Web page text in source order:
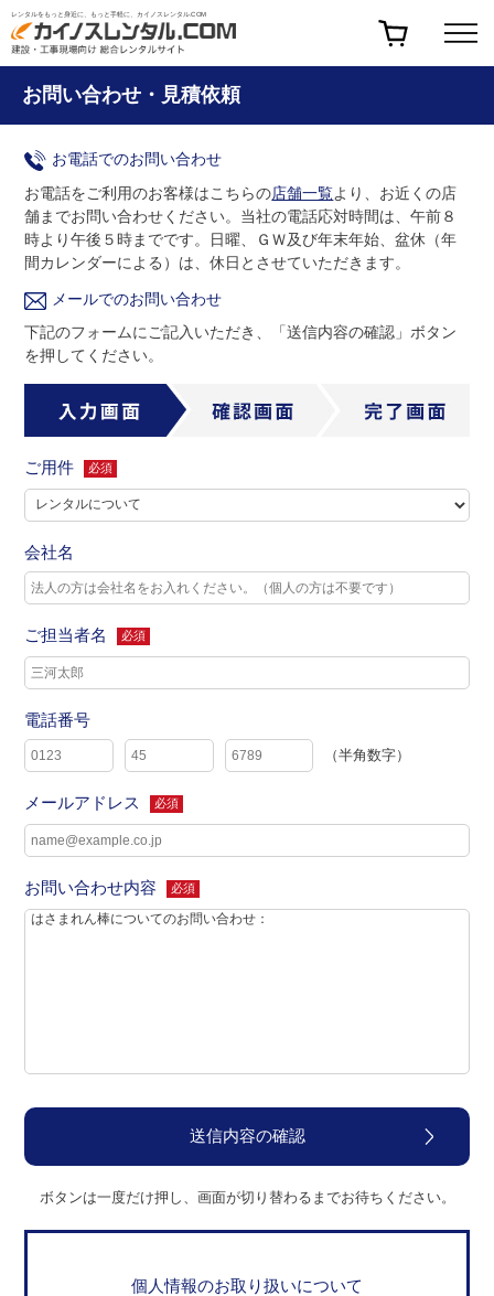
レンタルをもっと身近に、もっと手軽に、カイノスレンタル.COM
お問い合わせ・見積依頼
お電話でのお問い合わせ
お電話をご利用のお客様はこちらの店舗一覧より、お近くの店
舗までお問い合わせください。 当社の電話応対時間は、午前８
時より午後５時までです。 日曜、ＧＷ及び年末年始、盆休（年
間カレンダーによる）は、休日とさせていただきます。
メールでのお問い合わせ
下記のフォームにご記入いただき、「送信内容の確認」ボタン
を押してください。
ご用件 必須
会社名
ご担当者名 必須
電話番号
（半角数字）
メールアドレス 必須
お問い合わせ内容 必須
ボタンは一度だけ押し、画面が切り替わるまでお待ちください。
個人情報のお取り扱いについて